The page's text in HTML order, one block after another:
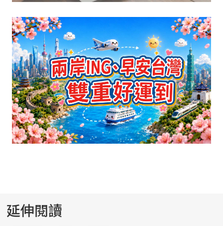
延伸閱讀